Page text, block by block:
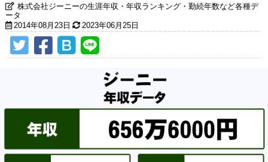
株式会社ジーニーの生涯年収・年収ランキング・勤続年数など各種デ
ータ
2014年08月23日
2023年06月25日